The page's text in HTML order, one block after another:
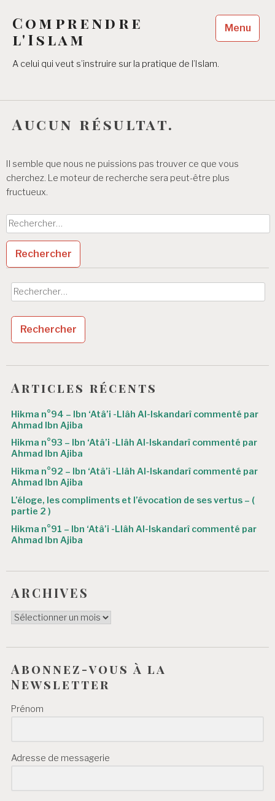
contenu
principal
Comprendre
l'Islam
A celui qui veut s’instruire sur la pratique de l’Islam.
Menu
Aucun résultat.
Il semble que nous ne puissions pas trouver ce que vous
cherchez. Le moteur de recherche sera peut-être plus
fructueux.
Rechercher :
Rechercher :
Articles récents
Hikma n°94 – Ibn ‘Atâ’i -Llâh Al-Iskandarî commenté par
Ahmad Ibn Ajiba
Hikma n°93 – Ibn ‘Atâ’i -Llâh Al-Iskandarî commenté par
Ahmad Ibn Ajiba
Hikma n°92 – Ibn ‘Atâ’i -Llâh Al-Iskandarî commenté par
Ahmad Ibn Ajiba
L’éloge, les compliments et l’évocation de ses vertus – (
partie 2 )
Hikma n°91 – Ibn ‘Atâ’i -Llâh Al-Iskandarî commenté par
Ahmad Ibn Ajiba
ARCHIVES
ARCHIVES
Abonnez-vous à la
Newsletter
Prénom
Adresse de messagerie